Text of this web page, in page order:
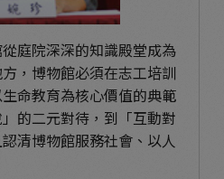
庭院深深的知識殿堂成為
，博物館必須在志工培訓
命教育為核心價值的典範
的二元對待，到「互動對
清博物館服務社會、以人